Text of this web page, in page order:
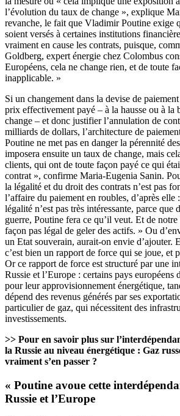
l’évolution du taux de change », explique
revanche, le fait que Vladimir Poutine exige
soient versés à certaines institutions
vraiment en cause les contrats, puisque,
Goldberg, expert énergie chez Colombus
Européens, cela ne change rien, et de toute
inapplicable. »
Si un changement dans la devise de
prix effectivement payé – à la hausse ou à la
change – et donc justifier l’annulation de
milliards de dollars, l’architecture de
Poutine ne met pas en danger la pérennité
imposera ensuite un taux de change, mais
clients, qui ont de toute façon payé ce qui
contrat », confirme Maria-Eugenia Sanin.
la légalité et du droit des contrats n’est pas
l’affaire du paiement en roubles, d’après elle
légalité n’est pas très intéressante, parce que
guerre, Poutine fera ce qu’il veut. Et de notre
façon pas légal de geler des actifs. » Ou
un Etat souverain, aurait-on envie d’ajouter.
c’est bien un rapport de force qui se joue, et
Or ce rapport de force est structuré par une
Russie et l’Europe : certains pays européens
pour leur approvisionnement énergétique,
dépend des revenus générés par ses
particulier de gaz, qui nécessitent des
investissements.
>> Pour en savoir plus sur
la Russie au niveau énergétique : Gaz
vraiment s’en passer ?
« Poutine avoue cette
Russie et l’Europe